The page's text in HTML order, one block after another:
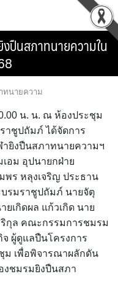
ปืนสภาทนายความใน
ทนายความ
น. น. ณ ห้องประชุม
าชูปถัมภ์ ได้จัดการ
ยิงปืนสภาทนายความฯ
อม อุปนายกฝ่าย
พร หลุงเจริญ ประธาน
รมราชูปถัมภ์ นายจัตุ
ยเกิดผล แก้วเกิด นาย
กุล คณะกรรมการชมรม
ผู้ดูแลปืนโครงการ
ม เพื่อพิจารณาผลักดัน
งชมรมยิงปืนสภา